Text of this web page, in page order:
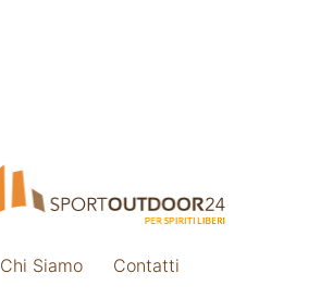
Chi Siamo Contatti